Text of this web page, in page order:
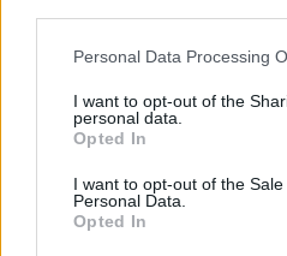
Personal Data Processing
I want to opt-out of the
personal data.
Opted In
I want to opt-out of the
Personal Data.
Opted In
τις
καμία
Η